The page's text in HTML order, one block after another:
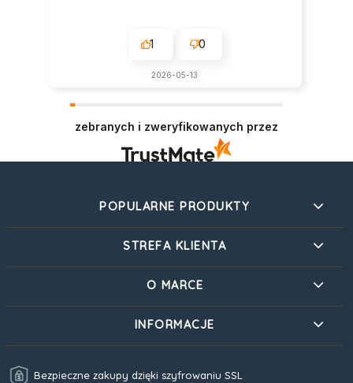
1 0
2026-05-13
zebranych i zweryfikowanych przez
POPULARNE PRODUKTY
STREFA KLIENTA
O MARCE
INFORMACJE
Bezpieczne zakupy dzięki szyfrowaniu SSL